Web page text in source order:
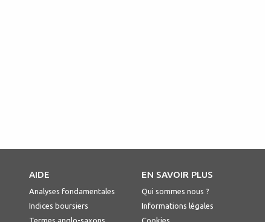
AIDE
Analyses fondamentales
Indices boursiers
EN SAVOIR PLUS
Qui sommes nous ?
Informations légales